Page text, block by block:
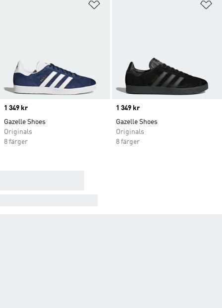
Price
1 349 kr
Gazelle Shoes
Originals
8 färger
Price
1 349 kr
Gazelle Shoes
Originals
8 färger